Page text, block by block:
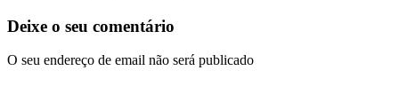
Deixe o seu comentário
O seu endereço de email não será publicado